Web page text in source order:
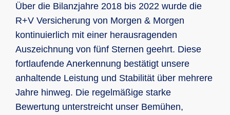
Über die Bilanzjahre 2018 bis 2022 wurde die
R+V Versicherung von Morgen & Morgen
kontinuierlich mit einer herausragenden
Auszeichnung von fünf Sternen geehrt. Diese
fortlaufende Anerkennung bestätigt unsere
anhaltende Leistung und Stabilität über mehrere
Jahre hinweg. Die regelmäßige starke
Bewertung unterstreicht unser Bemühen,